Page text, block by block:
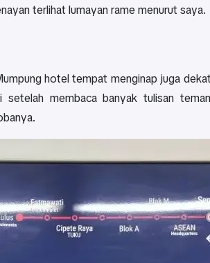
terlihat lumayan rame menurut saya.
hotel tempat menginap juga
membaca banyak tulisan